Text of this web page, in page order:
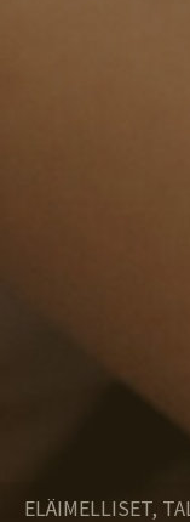
ELÄIMELLISET,